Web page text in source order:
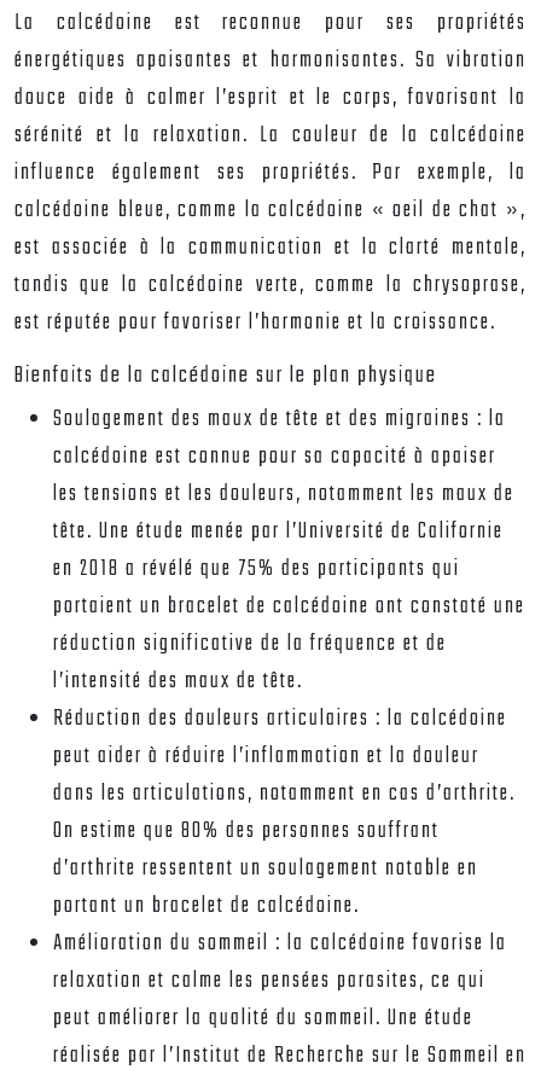
La calcédoine est reconnue pour ses propriétés
énergétiques apaisantes et harmonisantes. Sa vibration
douce aide à calmer l’esprit et le corps, favorisant la
sérénité et la relaxation. La couleur de la calcédoine
influence également ses propriétés. Par exemple, la
calcédoine bleue, comme la calcédoine « oeil de chat »,
est associée à la communication et la clarté mentale,
tandis que la calcédoine verte, comme la chrysoprase,
est réputée pour favoriser l’harmonie et la croissance.
Bienfaits de la calcédoine sur le plan physique
Soulagement des maux de tête et des migraines : la
calcédoine est connue pour sa capacité à apaiser
les tensions et les douleurs, notamment les maux de
tête. Une étude menée par l’Université de Californie
en 2018 a révélé que 75% des participants qui
portaient un bracelet de calcédoine ont constaté une
réduction significative de la fréquence et de
l’intensité des maux de tête.
Réduction des douleurs articulaires : la calcédoine
peut aider à réduire l’inflammation et la douleur
dans les articulations, notamment en cas d’arthrite.
On estime que 80% des personnes souffrant
d’arthrite ressentent un soulagement notable en
portant un bracelet de calcédoine.
Amélioration du sommeil : la calcédoine favorise la
relaxation et calme les pensées parasites, ce qui
peut améliorer la qualité du sommeil. Une étude
réalisée par l’Institut de Recherche sur le Sommeil en